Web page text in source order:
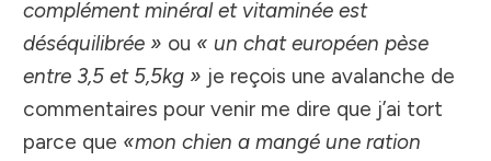
complément minéral et vitaminée est
déséquilibrée » ou « un chat européen pèse
entre 3,5 et 5,5kg » je reçois une avalanche de
commentaires pour venir me dire que j’ai tort
parce que «mon chien a mangé une ration